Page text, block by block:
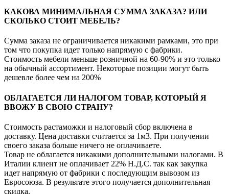
КАКОВА МИНИМАЛЬНАЯ СУММА ЗАКАЗА? ИЛИ
СКОЛЬКО СТОИТ МЕБЕЛЬ?
Сумма заказа не ограничивается никакими рамками, это при
том что покупка идет только напрямую с фабрики.
Стоимость мебели меньше розничной на 60-90% и это только
на обычный ассортимент. Некоторые позиции могут быть
дешевле более чем на 200%
ОБЛАГАЕТСЯ ЛИ НАЛОГОМ ТОВАР, КОТОРЫЙ Я
ВВОЖУ В СВОЮ СТРАНУ?
Стоимость растаможки и налоговый сбор включена в
доставку. Цена доставки считается за 1м3. При получении
своего заказа больше ничего не оплачиваете.
Товар не облагается никакими дополнительными налогами. В
Италии клиент не оплачивает 22% Н.Д.С. так как закупка
идет напрямую от фабрики с последующим вывозом из
Евросоюза. В результате этого получается дополнительная
скидка.